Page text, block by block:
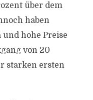
über dem
haben
hohe Preise
von 20
starken ersten